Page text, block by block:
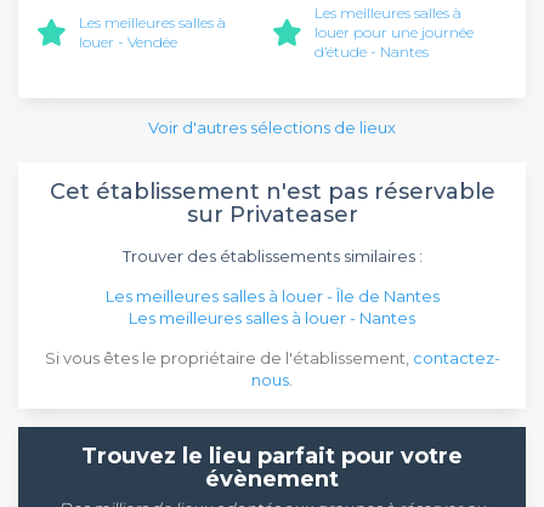
Les meilleures salles à
louer - Vendée
Les meilleures salles à
louer pour une journée
d’étude - Nantes
Voir d'autres sélections de lieux
Cet établissement n'est pas réservable
sur Privateaser
Trouver des établissements similaires :
Les meilleures salles à louer - Île de Nantes
Les meilleures salles à louer - Nantes
Si vous êtes le propriétaire de l'établissement, contactez-
nous
Trouvez le lieu parfait pour votre
évènement